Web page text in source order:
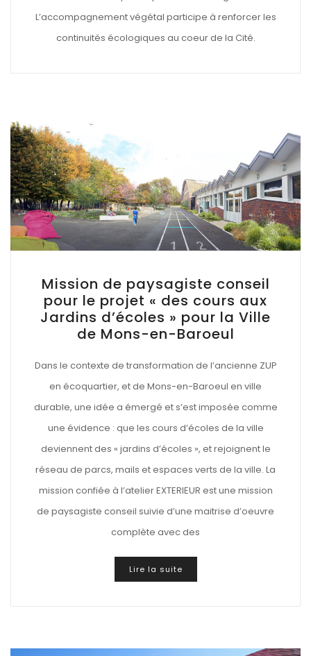
L’accompagnement végétal participe à renforcer les
continuités écologiques au coeur de la Cité.
Mission de paysagiste conseil
pour le projet « des cours aux
Jardins d’écoles » pour la Ville
de Mons-en-Baroeul
Dans le contexte de transformation de l’ancienne ZUP
en écoquartier, et de Mons-en-Baroeul en ville
durable, une idée a émergé et s’est imposée comme
une évidence : que les cours d’écoles de la ville
deviennent des « jardins d’écoles », et rejoignent le
réseau de parcs, mails et espaces verts de la ville. La
mission confiée à l’atelier EXTERIEUR est une mission
de paysagiste conseil suivie d’une maitrise d’oeuvre
complète avec des
Lire la suite